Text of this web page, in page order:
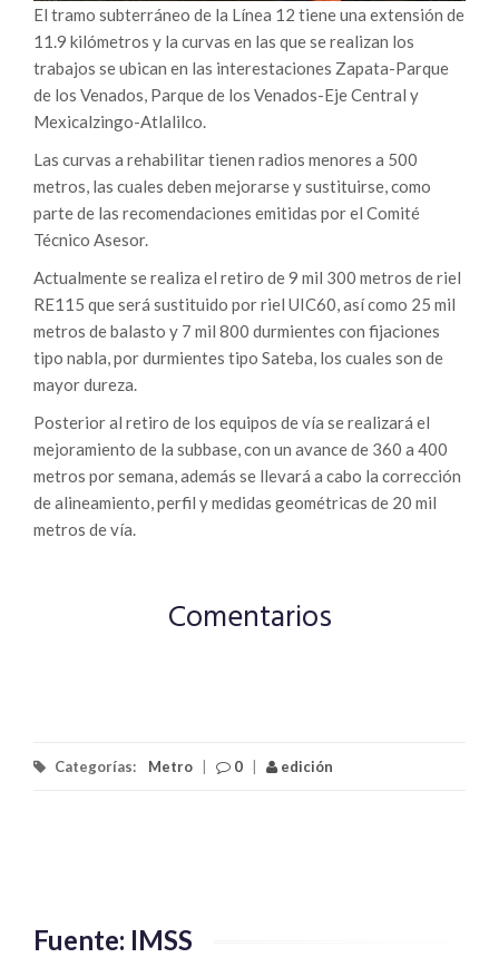
El tramo subterráneo de la Línea 12 tiene una extensión de
11.9 kilómetros y la curvas en las que se realizan los
trabajos se ubican en las interestaciones Zapata-Parque
de los Venados, Parque de los Venados-Eje Central y
Mexicalzingo-Atlalilco.
Las curvas a rehabilitar tienen radios menores a 500
metros, las cuales deben mejorarse y sustituirse, como
parte de las recomendaciones emitidas por el Comité
Técnico Asesor.
Actualmente se realiza el retiro de 9 mil 300 metros de riel
RE115 que será sustituido por riel UIC60, así como 25 mil
metros de balasto y 7 mil 800 durmientes con fijaciones
tipo nabla, por durmientes tipo Sateba, los cuales son de
mayor dureza.
Posterior al retiro de los equipos de vía se realizará el
mejoramiento de la subbase, con un avance de 360 a 400
metros por semana, además se llevará a cabo la corrección
de alineamiento, perfil y medidas geométricas de 20 mil
metros de vía.
Comentarios
Categorías: Metro 0 edición
Fuente: IMSS